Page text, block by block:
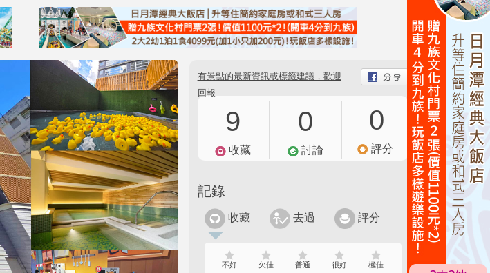
有景點的最新資訊或標籤建議，歡迎
回報
9
收藏
0
討論
0
評分
記錄
收藏 去過 評分
不好 欠佳 普通 很好 極佳